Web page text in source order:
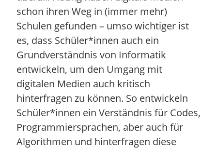
schon ihren Weg in (immer mehr)
Schulen gefunden – umso wichtiger ist
es, dass Schüler*innen auch ein
Grundverständnis von Informatik
entwickeln, um den Umgang mit
digitalen Medien auch kritisch
hinterfragen zu können. So entwickeln
Schüler*innen ein Verständnis für Codes,
Programmiersprachen, aber auch für
Algorithmen und hinterfragen diese